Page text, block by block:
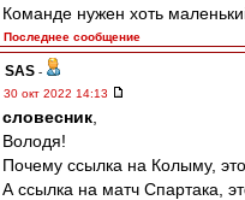
Команде нужен хоть
Последнее сообщение
SAS -
30 окт 2022 14:13
словесник
Володя!
Почему ссылка на Колыму,
А ссылка на матч Спартака,